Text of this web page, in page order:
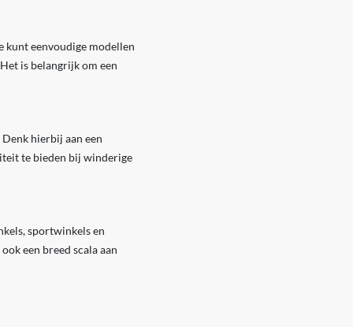
kunt eenvoudige modellen
is belangrijk om een
hierbij aan een
te bieden bij winderige
sportwinkels en
een breed scala aan